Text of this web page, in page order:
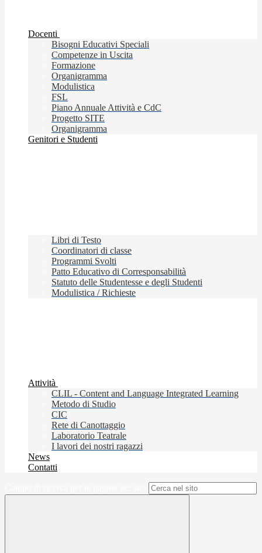
Docenti
Bisogni Educativi Speciali
Competenze in Uscita
Formazione
Organigramma
Modulistica
FSL
Piano Annuale Attività e CdC
Progetto SITE
Organigramma
Genitori e Studenti
Libri di Testo
Coordinatori di classe
Programmi Svolti
Patto Educativo di Corresponsabilità
Statuto delle Studentesse e degli Studenti
Modulistica / Richieste
Attività
CLIL - Content and Language Integrated Learning
Metodo di Studio
CIC
Rete di Canottaggio
Laboratorio Teatrale
I lavori dei nostri ragazzi
News
Contatti